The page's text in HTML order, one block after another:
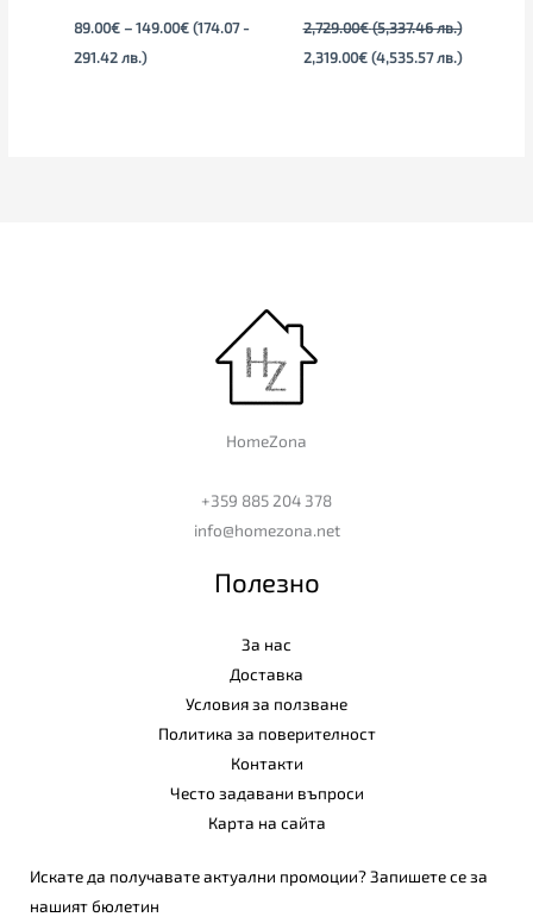
89.00€ – 149.00€ (174.07 -
291.42 лв.)
2,729.00€ (5,337.46 лв.)
2,319.00€ (4,535.57 лв.)
HomeZona
+359 885 204 378
info@homezona.net
Полезно
За нас
Доставка
Условия за ползване
Политика за поверителност
Контакти
Често задавани въпроси
Карта на сайта
Искате да получавате актуални промоции? Запишете се за
нашият бюлетин